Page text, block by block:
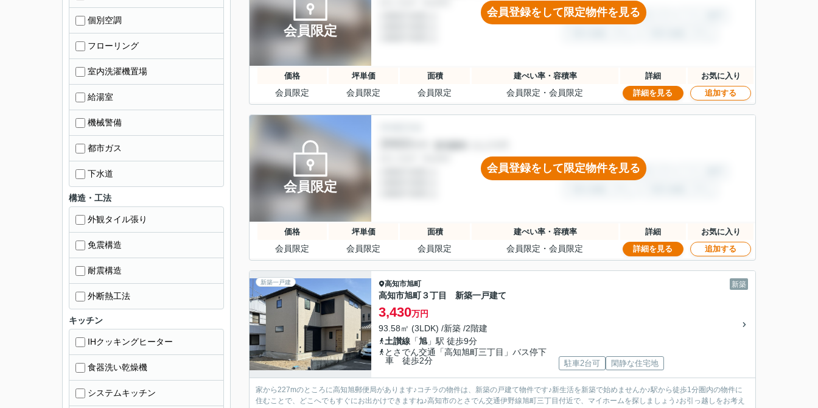
会員限定
会員登録をして限定物件を見る
価格 坪単価 面積 建ぺい率・容積率 詳細 お気に入り
会員限定 会員限定 会員限定 会員限定 ・ 会員限定 詳細を見る 追加する
会員限定
会員登録をして限定物件を見る
価格 坪単価 面積 建ぺい率・容積率 詳細 お気に入り
会員限定 会員限定 会員限定 会員限定 ・ 会員限定 詳細を見る 追加する
新築一戸建 新築
高知市旭町
高知市旭町３丁目 新築一戸建て
3,430万円
93.58㎡ (3LDK) /新築 /2階建
土讃線 「旭 」駅 徒歩9分
とさでん交通「高知旭町三丁目」バス停下
車 徒歩2分
駐車2台可 閑静な住宅地
家から227mのところに高知旭郵便局があります♪コチラの物件は、新築の戸建て物件です♪新生活を新築で始めませんか♪駅から徒歩1分圏内の物件に
住むことで、どこへでもすぐにお出かけできますね♪高知市のとさでん交通伊野線旭町三丁目付近で、マイホームを探しましょう♪お引っ越しをお考え
個別空調
フローリング
室内洗濯機置場
給湯室
機械警備
都市ガス
下水道
構造・工法
外観タイル張り
免震構造
耐震構造
外断熱工法
キッチン
IHクッキングヒーター
食器洗い乾燥機
システムキッチン